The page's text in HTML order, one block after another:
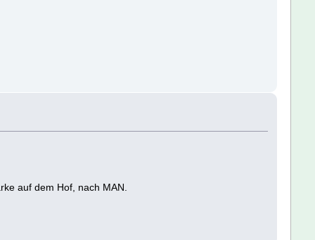
auf dem Hof, nach MAN.